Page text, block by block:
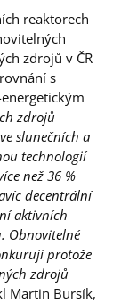
reaktorech
zdrojů v ČR
s
zdrojů
slunečních a
technologií
než 36 %
decentrální
aktivních
Obnovitelné
protože
zdrojů
Martin Bursík,